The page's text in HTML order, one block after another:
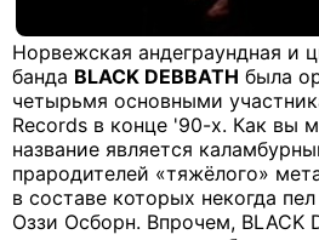
Норвежская андеграундная и
банда BLACK DEBBATH была
четырьмя основными
Records в конце '90-х. Как вы
название является
прародителей «тяжёлого»
в составе которых некогда
Оззи Осборн. Впрочем, BLACK